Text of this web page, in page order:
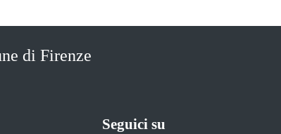
di Firenze
Seguici su